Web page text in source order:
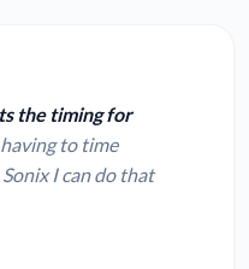
the timing for
to time
I can do that